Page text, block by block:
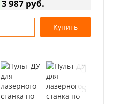
3 987 руб.
Купить